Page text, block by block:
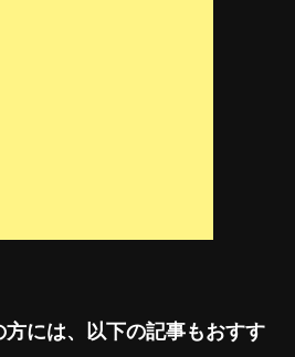
方には、以下の記事もおすす